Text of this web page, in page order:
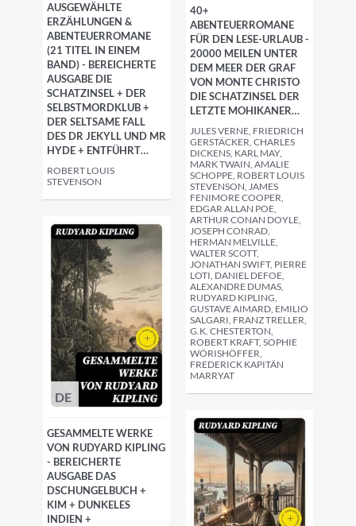
40+
ABENTEUERROMANE
FÜR DEN LESE-URLAUB -
20000 MEILEN UNTER
DEM MEER DER GRAF
VON MONTE CHRISTO
DIE SCHATZINSEL DER
LETZTE MOHIKANER…
JULES VERNE, FRIEDRICH
GERSTÄCKER, CHARLES
DICKENS, KARL MAY,
MARK TWAIN, AMALIE
SCHOPPE, ROBERT LOUIS
STEVENSON, JAMES
FENIMORE COOPER,
EDGAR ALLAN POE,
ARTHUR CONAN DOYLE,
JOSEPH CONRAD,
HERMAN MELVILLE,
WALTER SCOTT,
JONATHAN SWIFT, PIERRE
LOTI, DANIEL DEFOE,
ALEXANDRE DUMAS,
RUDYARD KIPLING,
GUSTAVE AIMARD, EMILIO
SALGARI, FRANZ TRELLER,
G.K. CHESTERTON,
ROBERT KRAFT, SOPHIE
WÖRISHÖFFER,
FREDERICK KAPITÄN
MARRYAT
AUSGEWÄHLTE
ERZÄHLUNGEN &
ABENTEUERROMANE
(21 TITEL IN EINEM
BAND) - BEREICHERTE
AUSGABE DIE
SCHATZINSEL + DER
SELBSTMORDKLUB +
DER SELTSAME FALL
DES DR JEKYLL UND MR
HYDE + ENTFÜHRT…
ROBERT LOUIS
STEVENSON
DE
GESAMMELTE WERKE
VON RUDYARD KIPLING
- BEREICHERTE
AUSGABE DAS
DSCHUNGELBUCH +
KIM + DUNKELES
INDIEN +